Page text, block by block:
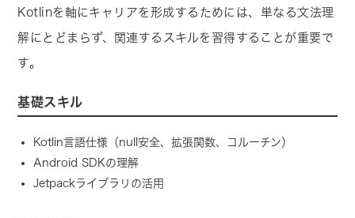
Kotlinを軸にキャリアを形成するためには、単なる文法理
解にとどまらず、関連するスキルを習得することが重要で
す。
基礎スキル
Kotlin言語仕様（null安全、拡張関数、コルーチン）
Android SDKの理解
Jetpackライブラリの活用